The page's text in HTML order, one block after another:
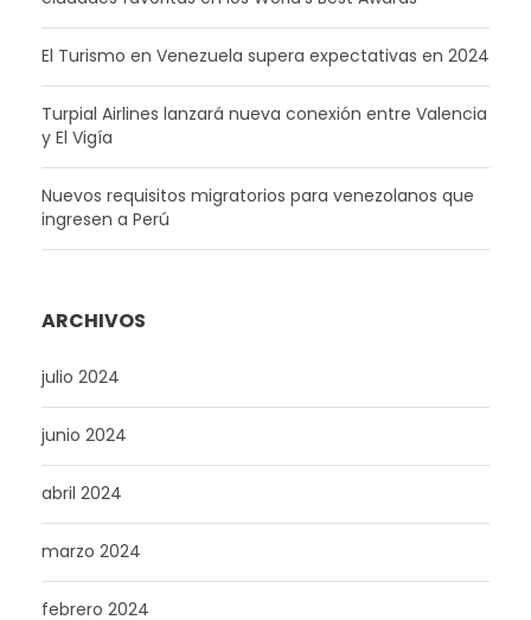
El Turismo en Venezuela supera expectativas en 2024
Turpial Airlines lanzará nueva conexión entre Valencia
y El Vigía
Nuevos requisitos migratorios para venezolanos que
ingresen a Perú
ARCHIVOS
julio 2024
junio 2024
abril 2024
marzo 2024
febrero 2024